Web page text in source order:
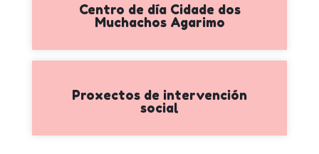
Centro de día Cidade dos
Muchachos Agarimo
Proxectos de intervención
social